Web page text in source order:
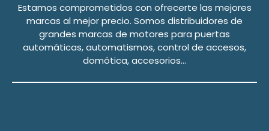
Estamos comprometidos con ofrecerte las mejores
marcas al mejor precio. Somos distribuidores de
grandes marcas de motores para puertas
automáticas, automatismos, control de accesos,
domótica, accesorios…